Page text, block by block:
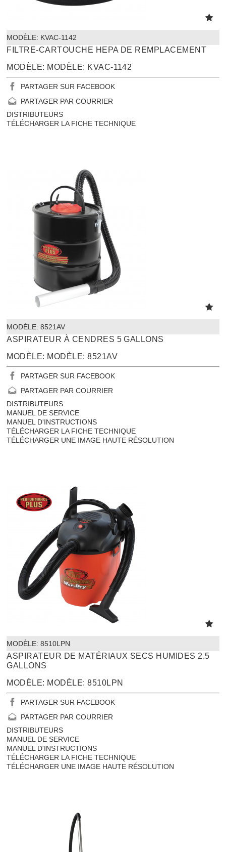
MODÈLE: KVAC-1142
FILTRE-CARTOUCHE HEPA DE REMPLACEMENT
MODÈLE: MODÈLE: KVAC-1142
PARTAGER SUR FACEBOOK
PARTAGER PAR COURRIER
DISTRIBUTEURS
TÉLÉCHARGER LA FICHE TECHNIQUE
MODÈLE: 8521AV
ASPIRATEUR À CENDRES 5 GALLONS
MODÈLE: MODÈLE: 8521AV
PARTAGER SUR FACEBOOK
PARTAGER PAR COURRIER
DISTRIBUTEURS
MANUEL DE SERVICE
MANUEL D'INSTRUCTIONS
TÉLÉCHARGER LA FICHE TECHNIQUE
TÉLÉCHARGER UNE IMAGE HAUTE RÉSOLUTION
MODÈLE: 8510LPN
ASPIRATEUR DE MATÉRIAUX SECS HUMIDES 2.5
GALLONS
MODÈLE: MODÈLE: 8510LPN
PARTAGER SUR FACEBOOK
PARTAGER PAR COURRIER
DISTRIBUTEURS
MANUEL DE SERVICE
MANUEL D'INSTRUCTIONS
TÉLÉCHARGER LA FICHE TECHNIQUE
TÉLÉCHARGER UNE IMAGE HAUTE RÉSOLUTION